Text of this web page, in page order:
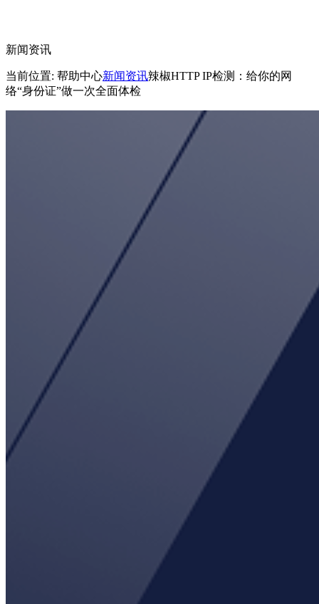
新闻资讯
当前位置: 帮助中心新闻资讯辣椒HTTP IP检测：给你的网
络“身份证”做一次全面体检